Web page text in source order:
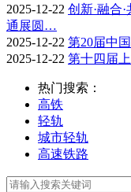
2025-12-22 创新·融合
通展圆…
2025-12-22 第20届中
2025-12-22 第十四届
热门搜索：
高铁
轻轨
城市轻轨
高速铁路